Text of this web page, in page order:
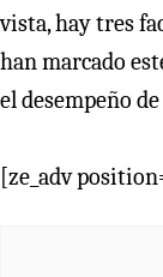
vista, hay tres
han marcado
el desempeño
[ze_adv